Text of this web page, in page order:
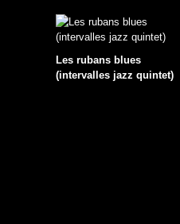
Les rubans blues
(intervalles jazz quintet)